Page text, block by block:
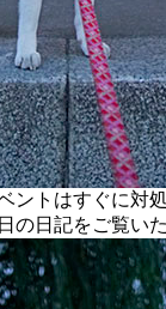
ントはすぐに対
の日記をご覧い